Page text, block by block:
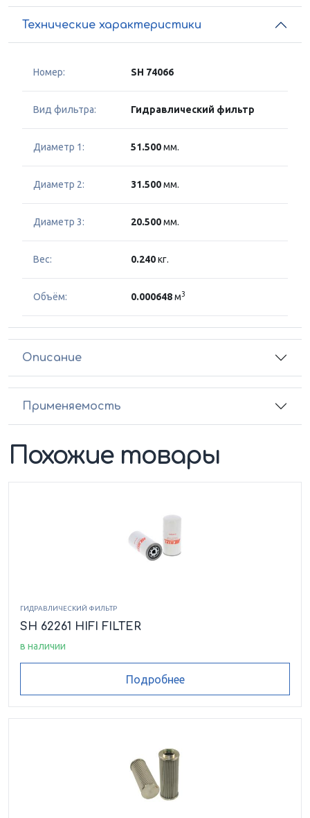
Технические характеристики
Номер: SH 74066
Вид фильтра: Гидравлический фильтр
Диаметр 1: 51.500мм.
Диаметр 2: 31.500мм.
Диаметр 3: 20.500мм.
Вес: 0.240кг.
Объём: 0.000648м3
Описание
Применяемость
Похожие товары
ГИДРАВЛИЧЕСКИЙ ФИЛЬТР
SH 62261 HIFI FILTER
в наличии
Подробнее